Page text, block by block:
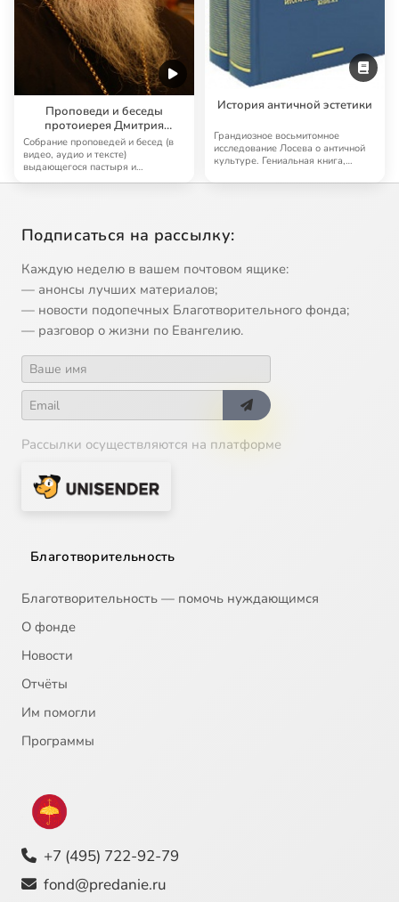
Проповеди и беседы
протоиерея Дмитрия
Смирнова
Собрание проповедей и бесед (в
видео, аудио и тексте)
выдающегося пастыря и
проповедника наших дней …
История античной эстетики
Грандиозное восьмитомное
исследование Лосева о античной
культуре. Гениальная книга,
Подписаться на рассылку:
Каждую неделю в вашем почтовом ящике:
— анонсы лучших материалов;
— новости подопечных Благотворительного фонда;
— разговор о жизни по Евангелию.
Рассылки осуществляются на платформе
Благотворительность
Благотворительность — помочь нуждающимся
О фонде
Новости
Отчёты
Им помогли
Программы
+7 (495) 722-92-79
fond@predanie.ru